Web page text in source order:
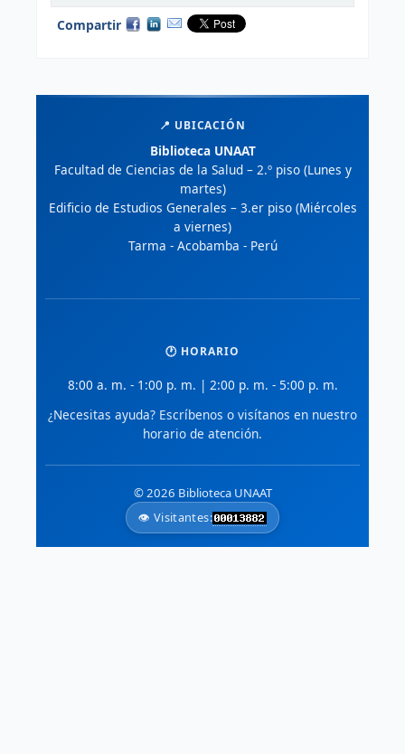
Compartir
📍 UBICACIÓN
Biblioteca UNAAT
Facultad de Ciencias de la Salud – 2.º piso (Lunes y
martes)
Edificio de Estudios Generales – 3.er piso (Miércoles
a viernes)
Tarma - Acobamba - Perú
🕐 HORARIO
8:00 a. m. - 1:00 p. m. | 2:00 p. m. - 5:00 p. m.
¿Necesitas ayuda? Escríbenos o visítanos en nuestro
horario de atención.
© 2026 Biblioteca UNAAT
👁️ Visitantes: